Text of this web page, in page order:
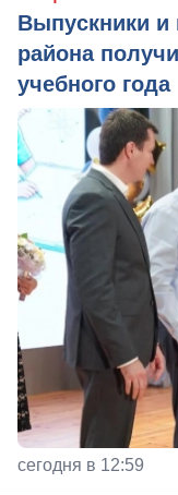
Выпускники и
района
учебного года
сегодня в 12:59